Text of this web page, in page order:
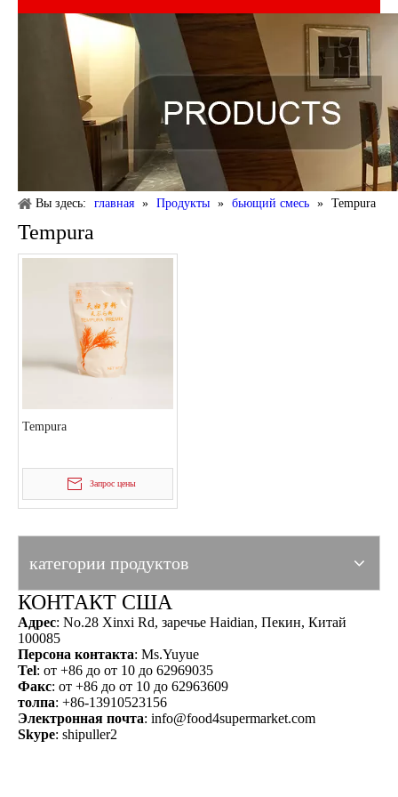
Вы здесь: главная » Продукты » бьющий смесь » Tempura
Tempura
Tempura
Запрос цены
категории продуктов
КОНТАКТ США
Адрес: No.28 Xinxi Rd, заречье Haidian, Пекин, Китай
100085
Персона контакта: Ms.Yuyue
Tel: от +86 до от 10 до 62969035
Факс: от +86 до от 10 до 62963609
толпа: +86-13910523156
Электронная почта: info@food4supermarket.com
Skype: shipuller2